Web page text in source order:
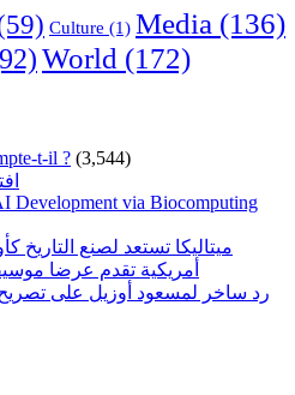
Culture (1) Media (136)
World (172)
t-il ? (3,544)
Development via Biocomputing
ميتاليكا تستعد لصنع
أمريكية تقدم عرضا
رد ساخر لمسعود أوزيل على